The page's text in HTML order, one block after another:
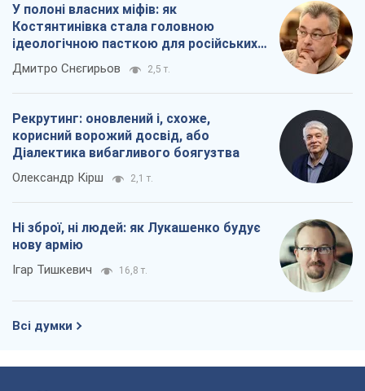
У полоні власних міфів: як
Костянтинівка стала головною
ідеологічною пасткою для російських
окупантів
Дмитро Снєгирьов 2,5 т.
Рекрутинг: оновлений і, схоже,
корисний ворожий досвід, або
Діалектика вибагливого боягузтва
Олександр Кірш 2,1 т.
Ні зброї, ні людей: як Лукашенко будує
нову армію
Ігар Тишкевич 16,8 т.
Всі думки